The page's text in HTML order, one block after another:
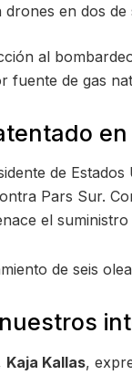
en dos de
al
fuente de gas
de Estados
Pars Sur.
el
de seis
Kaja Kallas,